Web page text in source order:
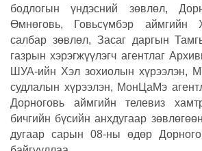
бодлогын үндэсний зөвлөл,
Өмнөговь, Говьсүмбэр аймгийн
салбар зөвлөл, Засаг даргын
газрын хэрэгжүүлэгч агентлаг
ШУА-ийн Хэл зохиолын хүрээлэн,
судлалын хүрээлэн, МонЦаМэ
Дорноговь аймгийн телевиз
бичгийн бүсийн анхдугаар
дугаар сарын 08-ны өдөр